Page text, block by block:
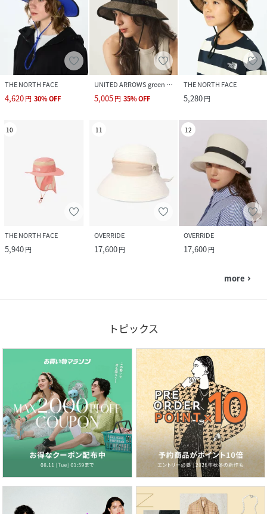
THE NORTH FACE
4,620円 30%OFF
UNITED ARROWS green label relaxing
5,005円 35%OFF
THE NORTH FACE
5,280円
10
THE NORTH FACE
5,940円
11
OVERRIDE
17,600円
12
OVERRIDE
17,600円
more navigate_next
トピックス